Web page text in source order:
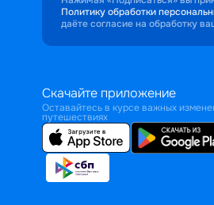
Политику обработки
даёте согласие на обработку
Скачайте приложение
Оставайтесь в курсе важных
путешествиях